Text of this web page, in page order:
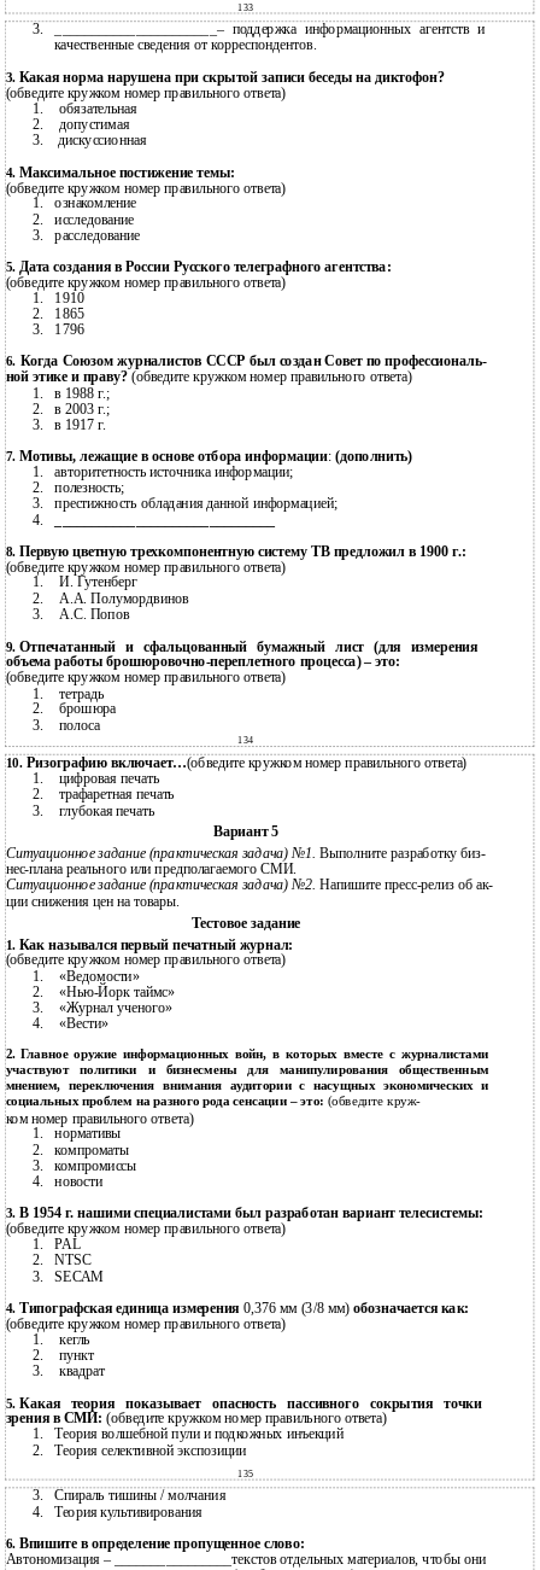
133
3.
______________________– поддержка информационных агентств и
качественные сведения от корреспондентов.
3. Какая норма нарушена при скрытой записи беседы на диктофон?
(обведите кружком номер правильного ответа)
1.
обязательная
2.
допустимая
3.
дискуссионная
4. Максимальное постижение темы:
(обведите кружком номер правильного ответа)
1.
ознакомление
2.
исследование
3.
расследование
5. Дата создания в России Русского телеграфного агентства:
(обведите кружком номер правильного ответа)
1.
1910
2.
1865
3.
1796
6. Когда Союзом журналистов СССР был создан Совет по профессиональ-
ной этике и праву? (обведите кружком номер правильного ответа)
1. в 1988 г.;
2. в 2003 г.;
3. в 1917 г.
7. Мотивы, лежащие в основе отбора информации: (дополнить)
1. авторитетность источника информации;
2. полезность;
3. престижность обладания данной информацией;
4.
8. Первую цветную трехкомпонентную систему ТВ предложил в 1900 г.:
(обведите кружком номер правильного ответа)
1. И. Гутенберг
2. А.А. Полумордвинов
3. А.С. Попов
9. Отпечатанный и сфальцованный бумажный лист (для измерения
объема работыброшюровочно-переплетного процесса) – это:
(обведите кружком номер правильного ответа)
1.
тетрадь
2.
брошюра
3.
полоса
134
10. Ризографию включает…(обведите кружком номер правильного ответа)
1.
цифровая печать
2.
трафаретная печать
3.
глубокая печать
Вариант 5
Ситуационное задание (практическая задача) №1.Выполните разработку биз-
нес-плана реального или предполагаемого СМИ.
Ситуационное задание (практическая задача) №2.Напишите пресс-релизоб ак-
ции снижения цен на товары.
Тестовое задание
1. Как назывался первый печатный журнал:
(обведите кружком номер правильного ответа)
1.
«Ведомости»
2.
«Нью-Йорктаймс»
3.
«Журнал ученого»
4.
«Вести»
2. Главное оружие информационных войн, в которых вместе с журналистами
участвуют политики и бизнесмены для манипулирования общественным
мнением, переключения внимания аудитории с насущных экономических и
социальных проблем на разного рода сенсации – это: (обведите круж-
ком номер правильного ответа)
1.
нормативы
2.
компроматы
3.
компромиссы
4.
новости
3. В 1954 г. нашими специалистами был разработан вариант телесистемы:
(обведите кружком номер правильного ответа)
1. РАL
2. NTSC
3. SЕСАМ
4. Типографская единица измерения 0,376 мм (3/8 мм)обозначается как:
(обведите кружком номер правильного ответа)
1.
кегль
2. пункт
3. квадрат
5. Какая теория показывает опасность пассивного сокрытия точки
зрения в СМИ:(обведите кружком номер правильного ответа)
1.
Теория волшебной пули и подкожных инъекций
2.
Теория селективной экспозиции
135
3. Спираль тишины / молчания
4. Теория культивирования
6. Впишите в определение пропущенное слово:
Автономизация – ________________текстов отдельных материалов, чтобы они